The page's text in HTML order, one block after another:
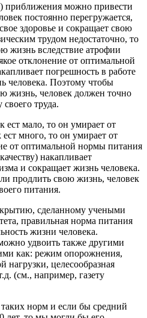
приближения можно привести
постоянно перегружается,
здоровье и сокращает свою
трудом недостаточно, то
жизнь вследствие атрофии
отклонение от оптимальной
погрешность в работе
человека. Поэтому чтобы
жизнь, человек должен точно
труда.
ест мало, то он умирает от
много, то он умирает от
от оптимальной нормы питания
накапливает
и сокращает жизнь человека.
продлить свою жизнь, человек
питания.
сделанному учеными
правильная норма питания
жизни человека.
удвоить также другими
как: режим опорожнения,
нагрузки, целесообразная
(см., например, газету
норм и если бы средний